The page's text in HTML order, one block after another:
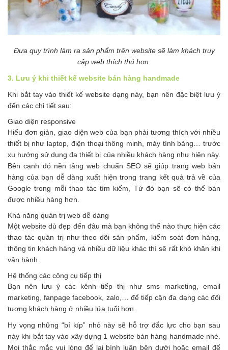
Đưa quy trình làm ra sản phẩm trên website sẽ làm khách truy
cập web thích thú hơn.
3. Lưu ý khi thiết kế website bán hàng handmade
Khi bắt tay vào thiết kế website dạng này, bạn nên đặc biệt lưu ý
đến các chi tiết sau:
Giao diện responsive
Hiểu đơn giản, giao diện web của bạn phải tương thích với nhiều
thiết bị như laptop, điện thoại thông minh, máy tính bảng… trước
xu hướng sử dụng đa thiết bị của nhiều khách hàng như hiện này.
Bên cạnh đó nền tảng web chuẩn SEO sẽ giúp trang web bán
hàng của bạn dễ dàng xuất hiện trong trang kết quả trả về của
Google trong mỗi thao tác tìm kiếm, Từ đó bạn sẽ có thể bán
được nhiều hàng hơn.
Khả năng quản trị web dễ dàng
Một website dù đẹp đến đâu mà bạn không thể nào thực hiện các
thao tác quản trị như theo dõi sản phẩm, kiểm soát đơn hàng,
thông tin khách hàng và nhiều dữ liệu khác thì sẽ rất khó khăn khi
vận hành.
Hệ thống các công cụ tiếp thị
Bạn nên lưu ý các kênh tiếp thị như sms marketing, email
marketing, fanpage facebook, zalo,… để tiếp cận đa dạng các đối
tượng khách hàng ở nhiều lứa tuổi hơn.
Hy vọng những “bí kíp” nhỏ này sẽ hỗ trợ đắc lực cho bạn sau
này khi bắt tay vào xây dựng 1 website bán hàng handmade nhé.
Mọi thắc mắc vui lòng để lại bình luận bên dưới hoặc email để